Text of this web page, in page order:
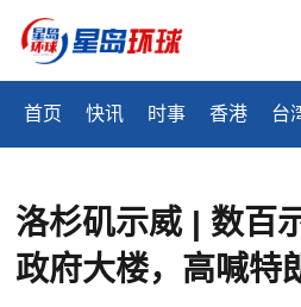
首页 快讯 时事 香港 台
洛杉矶示威 | 数百
政府大楼，高喊特